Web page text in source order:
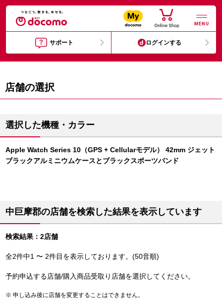
MENU
サポート ログインする
店舗の選択
選択した機種・カラー
Apple Watch Series 10（GPS + Cellularモデル） 42mm ジェット
ブラックアルミニウムケースとブラックスポーツバンド
中巨摩郡の店舗を検索した結果を表示しています
検索結果：2店舗
全2件中1 〜 2件目を表示しております。(50音順)
予約申込する店舗/購入商品受取り店舗を選択してください。
申し込み後に店舗を変更することはできません。